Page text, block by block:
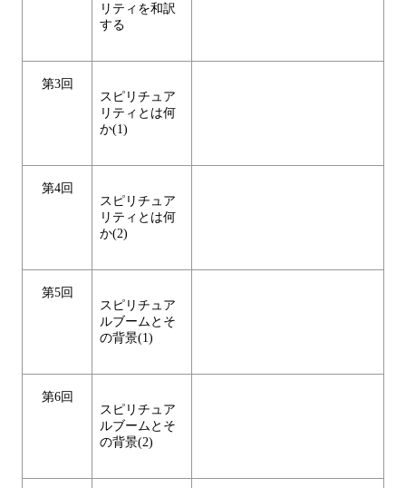
リティを和訳
する
第3回
スピリチュア
リティとは何
か(1)
第4回
スピリチュア
リティとは何
か(2)
第5回
スピリチュア
ルブームとそ
の背景(1)
第6回
スピリチュア
ルブームとそ
の背景(2)